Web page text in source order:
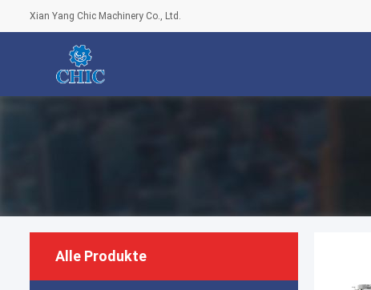
Xian Yang Chic Machinery Co., Ltd.
Alle Produkte